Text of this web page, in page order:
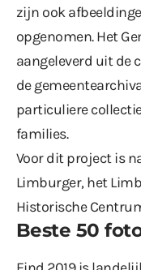
zijn ook
opgenomen. Het
aangeleverd uit de
de
particuliere
families.
Voor dit project is
Limburger, het
Historische
Beste 50